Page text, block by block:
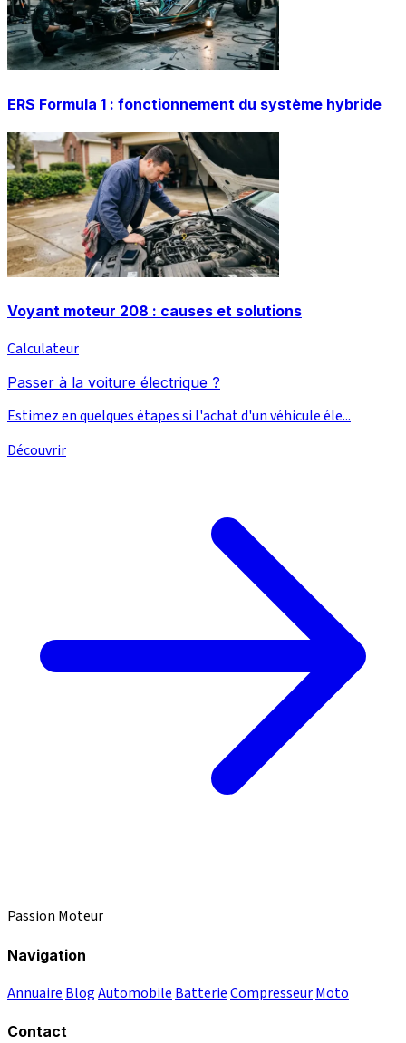
ERS Formula 1 : fonctionnement du système hybride
Voyant moteur 208 : causes et solutions
Calculateur
Passer à la voiture électrique ?
Estimez en quelques étapes si l'achat d'un véhicule éle...
Découvrir
Passion Moteur
Navigation
Annuaire BlogAutomobile BatterieCompresseurMoto
Contact